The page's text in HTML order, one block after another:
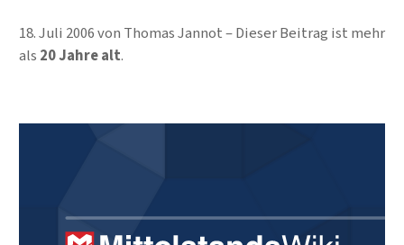
18. Juli 2006von Thomas Jannot
Dieser Beitrag ist mehr
als 20 Jahre alt.